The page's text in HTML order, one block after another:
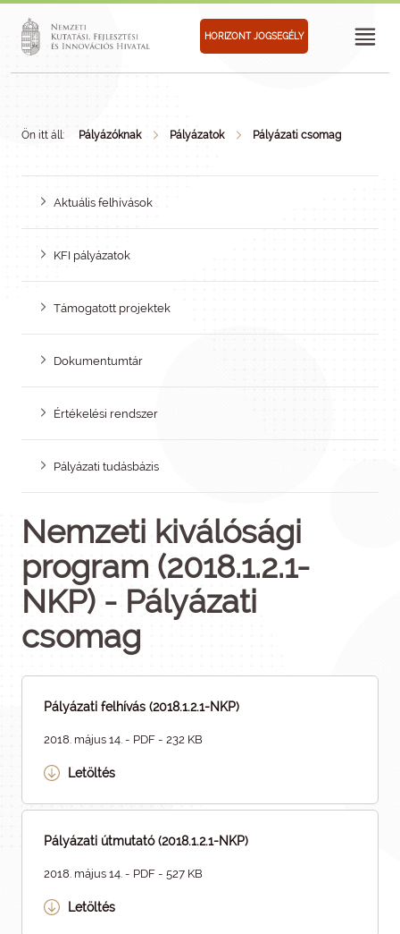
HORIZONT JOGSEGÉLY
Ön itt áll: Pályázóknak Pályázatok Pályázati csomag
Aktuális felhívások
KFI pályázatok
Támogatott projektek
Dokumentumtár
Értékelési rendszer
Pályázati tudásbázis
Nemzeti kiválósági
program (2018.1.2.1-
NKP) - Pályázati
csomag
Pályázati felhívás (2018.1.2.1-NKP)
2018. május 14. - PDF - 232 KB
Letöltés
Pályázati útmutató (2018.1.2.1-NKP)
2018. május 14. - PDF - 527 KB
Letöltés